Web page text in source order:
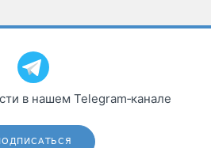
в нашем Telegram‑канале